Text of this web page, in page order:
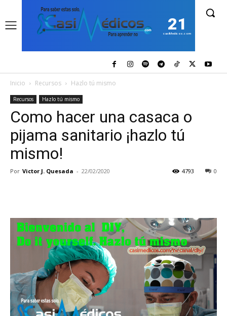
21
casiMedicos.com
Inicio Recursos Hazlo tú mismo
Recursos Hazlo tú mismo
Como hacer una casaca o
pijama sanitario ¡hazlo tú
mismo!
Por Victor J. Quesada - 22/02/2020 0
4793